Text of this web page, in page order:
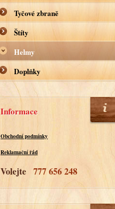
Tyčové zbraně
Štíty
Helmy
Doplňky
Informace
Obchodní podmínky
Reklamační řád
Volejte 777 656 248